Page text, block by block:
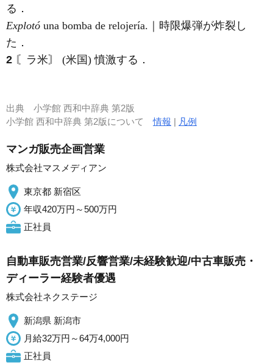
る．
Explotó una bomba de relojería.｜時限爆弾が炸裂し
た．
2 〘ラ米〙 (米国) 憤激する．
出典 小学館 西和中辞典 第2版
小学館 西和中辞典 第2版について情報 | 凡例
マンガ販売企画営業
株式会社マスメディアン
東京都 新宿区
年収420万円～500万円
正社員
自動車販売営業/反響営業/未経験歓迎/中古車販売・
ディーラー経験者優遇
株式会社ネクステージ
新潟県 新潟市
月給32万円～64万4,000円
正社員